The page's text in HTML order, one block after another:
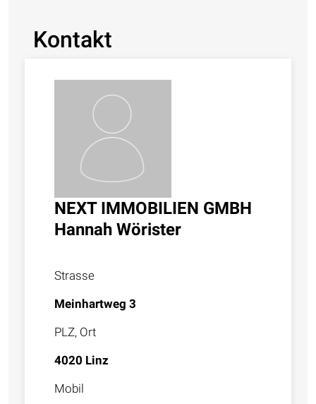
Kontakt
NEXT IMMOBILIEN GMBH
Hannah Wörister
Strasse
Meinhartweg 3
PLZ, Ort
4020 Linz
Mobil